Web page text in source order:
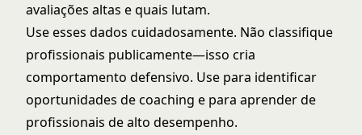
avaliações altas e quais lutam.
Use esses dados cuidadosamente. Não classifique
profissionais publicamente—isso cria
comportamento defensivo. Use para identificar
oportunidades de coaching e para aprender de
profissionais de alto desempenho.